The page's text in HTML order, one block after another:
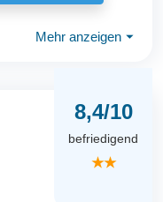
Mehr anzeigen ⏷
8,4/10
befriedigend
★★